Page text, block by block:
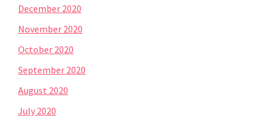
December 2020
November 2020
October 2020
September 2020
August 2020
July 2020